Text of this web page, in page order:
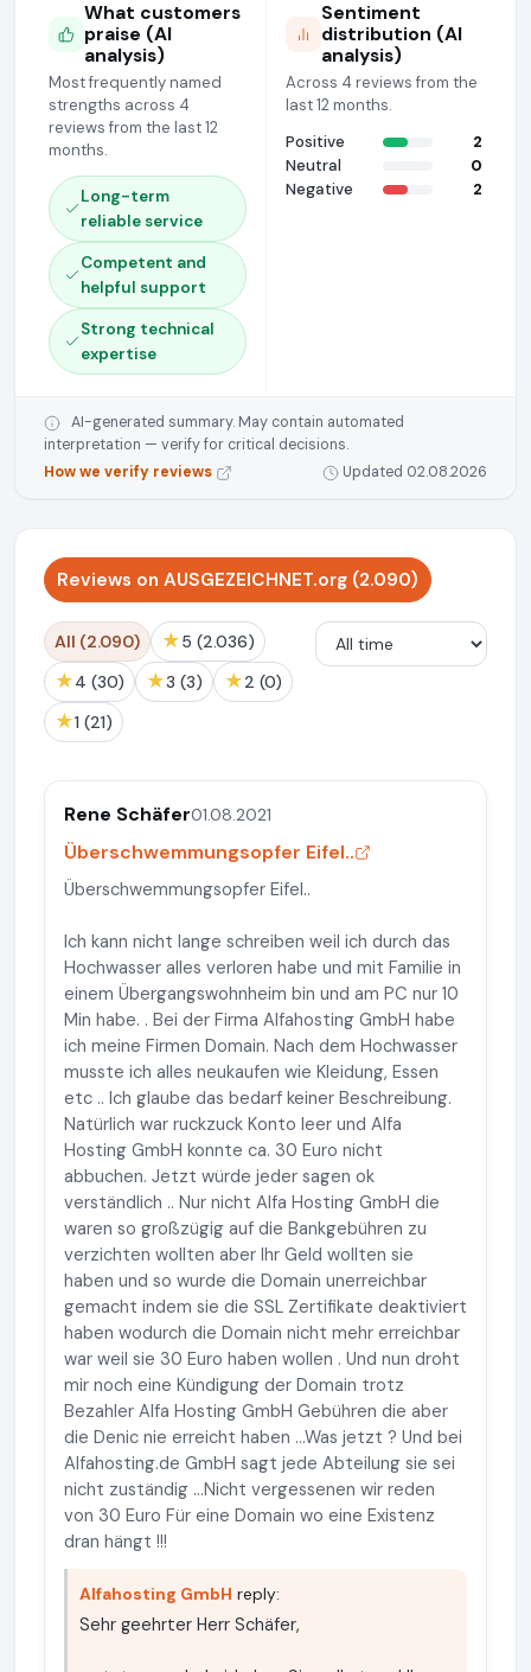
What customers
praise (AI
analysis)
Most frequently named
strengths across 4
reviews from the last 12
months.
Long-term
reliable service
Competent and
helpful support
Strong technical
expertise
Sentiment
distribution (AI
analysis)
Across 4 reviews from the
last 12 months.
Positive
2
Neutral
0
Negative
2
AI-generated summary. May contain automated
interpretation — verify for critical decisions.
How we verify reviews
Updated 02.08.2026
Reviews on AUSGEZEICHNET.org (2.090)
All (2.090) ★ 5 (2.036)
★ 4 (30) ★ 3 (3) ★ 2 (0)
★ 1 (21)
Rene Schäfer01.08.2021
Überschwemmungsopfer Eifel..
Überschwemmungsopfer Eifel..
Ich kann nicht lange schreiben weil ich durch das
Hochwasser alles verloren habe und mit Familie in
einem Übergangswohnheim bin und am PC nur 10
Min habe. . Bei der Firma Alfahosting GmbH habe
ich meine Firmen Domain. Nach dem Hochwasser
musste ich alles neukaufen wie Kleidung, Essen
etc .. Ich glaube das bedarf keiner Beschreibung.
Natürlich war ruckzuck Konto leer und Alfa
Hosting GmbH konnte ca. 30 Euro nicht
abbuchen. Jetzt würde jeder sagen ok
verständlich .. Nur nicht Alfa Hosting GmbH die
waren so großzügig auf die Bankgebühren zu
verzichten wollten aber Ihr Geld wollten sie
haben und so wurde die Domain unerreichbar
gemacht indem sie die SSL Zertifikate deaktiviert
haben wodurch die Domain nicht mehr erreichbar
war weil sie 30 Euro haben wollen . Und nun droht
mir noch eine Kündigung der Domain trotz
Bezahler Alfa Hosting GmbH Gebühren die aber
die Denic nie erreicht haben ...Was jetzt ? Und bei
Alfahosting.de GmbH sagt jede Abteilung sie sei
nicht zuständig ...Nicht vergessenen wir reden
von 30 Euro Für eine Domain wo eine Existenz
dran hängt !!!
Alfahosting GmbH reply:
Sehr geehrter Herr Schäfer,